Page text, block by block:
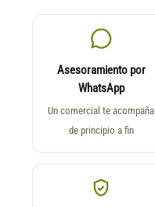
Asesoramiento por
WhatsApp
Un comercial te acompaña
de principio a fin